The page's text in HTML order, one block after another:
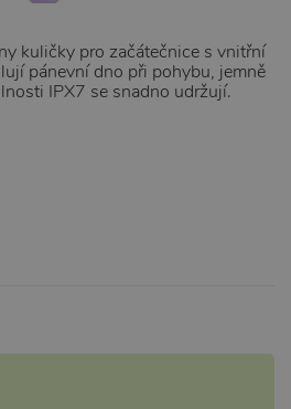
kuličky pro začátečnice s vnitřní
pánevní dno při pohybu, jemně
IPX7 se snadno udržují.